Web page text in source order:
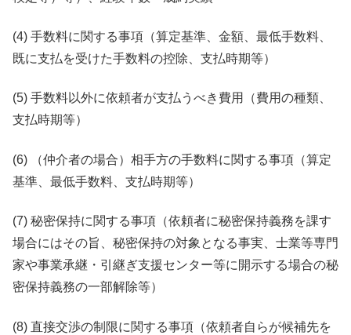
(4) 手数料に関する事項（算定基準、金額、最低手数料、
既に支払を受けた手数料の控除、支払時期等）
(5) 手数料以外に依頼者が支払うべき費用（費用の種類、
支払時期等）
(6) （仲介者の場合）相手方の手数料に関する事項（算定
基準、最低手数料、支払時期等）
(7) 秘密保持に関する事項（依頼者に秘密保持義務を課す
場合にはその旨、秘密保持の対象となる事実、士業等専門
家や事業承継・引継ぎ支援センター等に開示する場合の秘
密保持義務の一部解除等）
(8) 直接交渉の制限に関する事項（依頼者自らが候補先を